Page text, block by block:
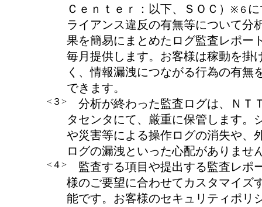
Ｃｅｎｔｅｒ：以下、ＳＯＣ）
※６
ライアンス違反の有無等について分
果を簡易にまとめたログ監査レポー
毎月提供します。お客様は稼動を掛
く、情報漏洩につながる行為の有無
できます。
<３>
分析が終わった監査ログは、ＮＴ
タセンタにて、厳重に保管します。
や災害等による操作ログの消失や、
ログの漏洩といった心配がありませ
<４>
監査する項目や提出する監査レポ
様のご要望に合わせてカスタマイズ
能です。お客様のセキュリティポリ